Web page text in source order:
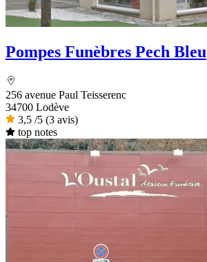
Pompes Funèbres Pech Bleu
256 avenue Paul Teisserenc
34700 Lodève
3,5 /5 (3 avis)
top notes